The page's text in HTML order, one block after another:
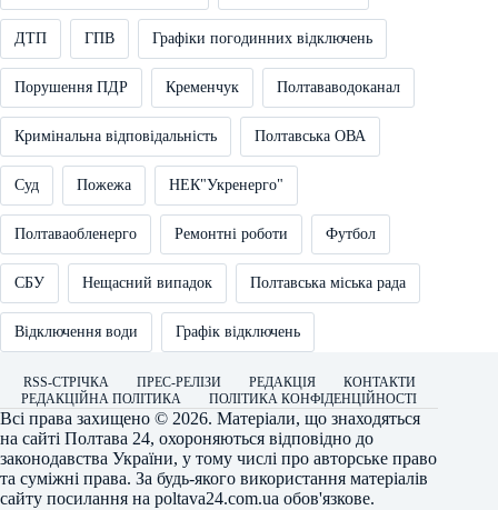
ДТП ГПВ Графіки погодинних відключень
Порушення ПДР Кременчук Полтававодоканал
Кримінальна відповідальність Полтавська ОВА
Суд Пожежа НЕК"Укренерго"
Полтаваобленерго Ремонтні роботи Футбол
СБУ Нещасний випадок Полтавська міська рада
Відключення води Графік відключень
RSS-СТРІЧКА ПРЕС-РЕЛІЗИ РЕДАКЦІЯ
КОНТАКТИ
РЕДАКЦІЙНА ПОЛІТИКА
ПОЛІТИКА КОНФІДЕНЦІЙНОСТІ
Всі права захищено © 2026. Матеріали, що знаходяться
на сайті Полтава 24, охороняються відповідно до
законодавства України, у тому числі про авторське право
та суміжні права. За будь-якого використання матеріалів
сайту посилання на poltava24.com.ua обов'язкове.